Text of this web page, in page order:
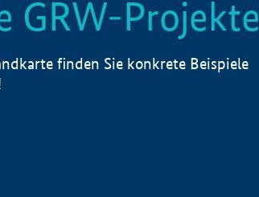
GRW-Projekte
finden Sie konkrete Beispiele